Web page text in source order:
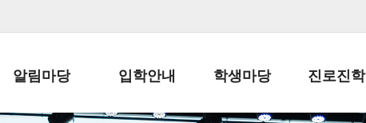
알림마당 입학안내 학생마당 진로진학